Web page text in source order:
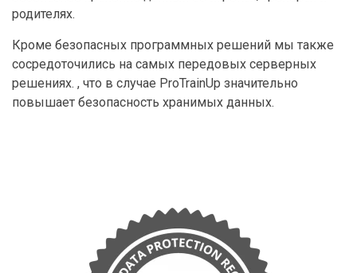
родителях.
Кроме безопасных программных решений мы также
сосредоточились на самых передовых серверных
решениях. , что в случае ProTrainUp значительно
повышает безопасность хранимых данных.